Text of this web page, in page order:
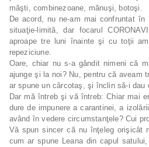
măşti, combinezoane, mănuşi, botoşi.
De acord, nu ne-am mai confruntat
situaţie-limită, dar focarul
aproape tre luni înainte şi cu toţii
repeziciune.
Oare, chiar nu s-a gândit nimeni că
ajunge şi la noi? Nu, pentru că aveam
ar spune un cârcotaş, şi înclin să-i dau
Dar mă întreb şi vă întreb: Chiar mai
dure de impunere a carantinei, a
având în vedere circumstanţele? Cui
Vă spun sincer că nu înţeleg orişicât
cum ar spune Leana din capul